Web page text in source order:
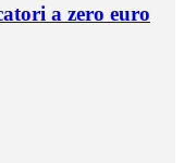
a zero euro